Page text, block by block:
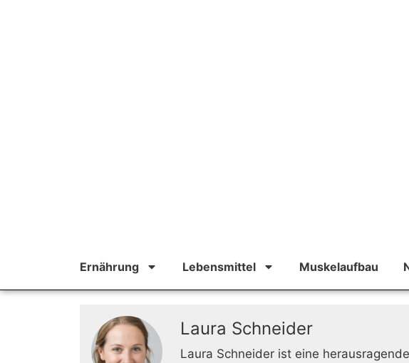
Ernährung Lebensmittel Muskelaufbau
Laura Schneider
Laura Schneider ist eine